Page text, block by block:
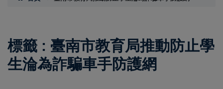
標籤 : 臺南市教育局推動防止學
生淪為詐騙車手防護網